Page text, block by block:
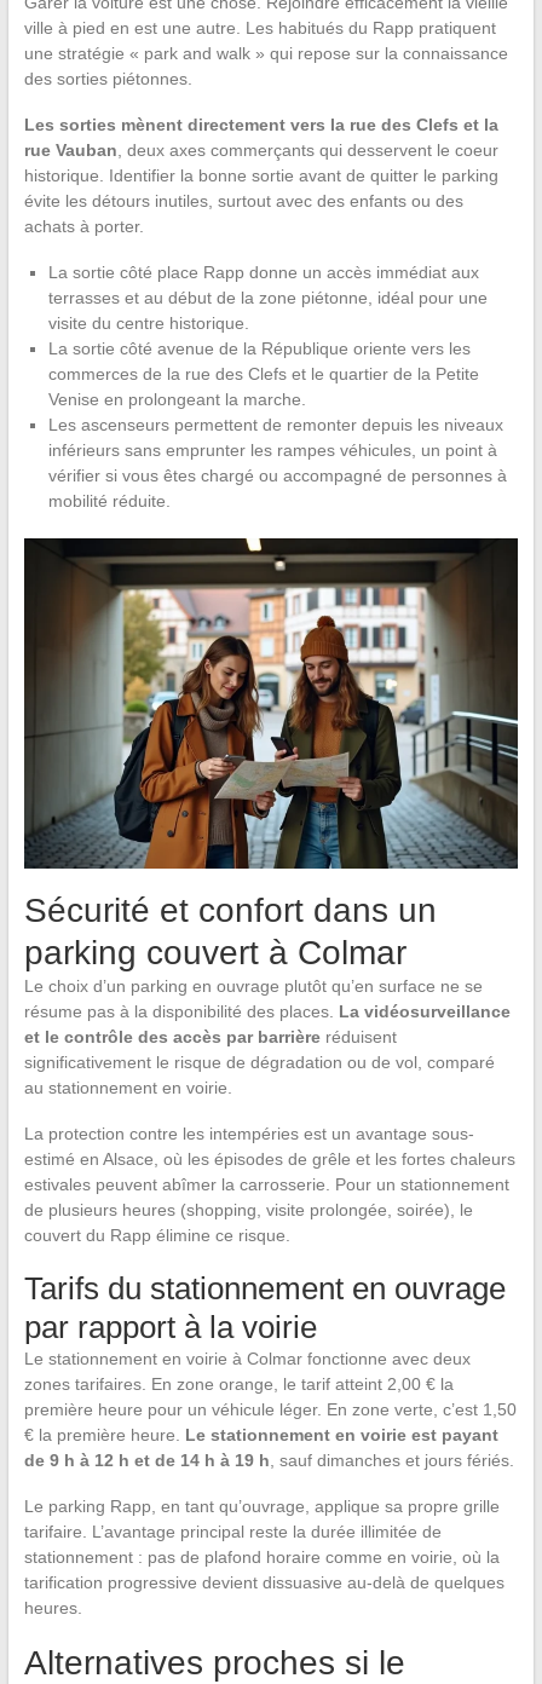
ville à pied en est une autre. Les habitués du Rapp pratiquent
une stratégie « park and walk » qui repose sur la connaissance
des sorties piétonnes.
Les sorties mènent directement vers la rue des Clefs et la
rue Vauban, deux axes commerçants qui desservent le coeur
historique. Identifier la bonne sortie avant de quitter le parking
évite les détours inutiles, surtout avec des enfants ou des
achats à porter.
La sortie côté place Rapp donne un accès immédiat aux
terrasses et au début de la zone piétonne, idéal pour une
visite du centre historique.
La sortie côté avenue de la République oriente vers les
commerces de la rue des Clefs et le quartier de la Petite
Venise en prolongeant la marche.
Les ascenseurs permettent de remonter depuis les niveaux
inférieurs sans emprunter les rampes véhicules, un point à
vérifier si vous êtes chargé ou accompagné de personnes à
mobilité réduite.
Sécurité et confort dans un
parking couvert à Colmar
Le choix d’un parking en ouvrage plutôt qu’en surface ne se
résume pas à la disponibilité des places. La vidéosurveillance
et le contrôle des accès par barrièreréduisent
significativement le risque de dégradation ou de vol, comparé
au stationnement en voirie.
La protection contre les intempéries est un avantage sous-
estimé en Alsace, où les épisodes de grêle et les fortes chaleurs
estivales peuvent abîmer la carrosserie. Pour un stationnement
de plusieurs heures (shopping, visite prolongée, soirée), le
couvert du Rapp élimine ce risque.
Tarifs du stationnement en ouvrage
par rapport à la voirie
Le stationnement en voirie à Colmar fonctionne avec deux
zones tarifaires. En zone orange, le tarif atteint 2,00 € la
première heure pour un véhicule léger. En zone verte, c’est 1,50
€ la première heure. Le stationnement en voirie est payant
de 9 h à 12 h et de 14 h à 19 h , sauf dimanches et jours fériés.
Le parking Rapp, en tant qu’ouvrage, applique sa propre grille
tarifaire. L’avantage principal reste la durée illimitée de
stationnement : pas de plafond horaire comme en voirie, où la
tarification progressive devient dissuasive au-delà de quelques
heures.
Alternatives proches si le